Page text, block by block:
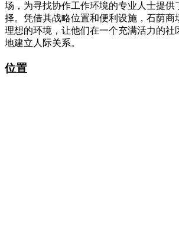
场，为寻找协作工作环境的专业人士提供
择。凭借其战略位置和便利设施，石荫商
理想的环境，让他们在一个充满活力的社
地建立人际关系。
位置